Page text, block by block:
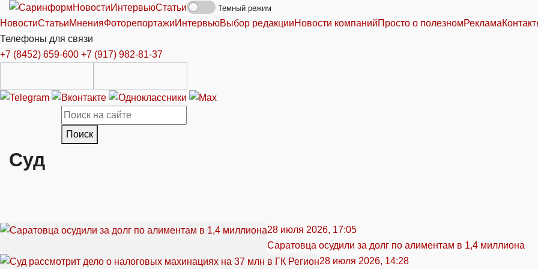
НовостиИнтервьюСтатьи Темный режим
НовостиСтатьиМненияФоторепортажиИнтервьюВыбор редакцииНовости компанийПросто о полезномРеклама
Телефоны для связи
+7 (8452) 659-600 +7 (917) 982-81-37
Поиск
Суд
28 июля 2026, 17:05
Саратовца осудили за долг по алиментам в 1,4 миллиона
28 июля 2026, 14:28